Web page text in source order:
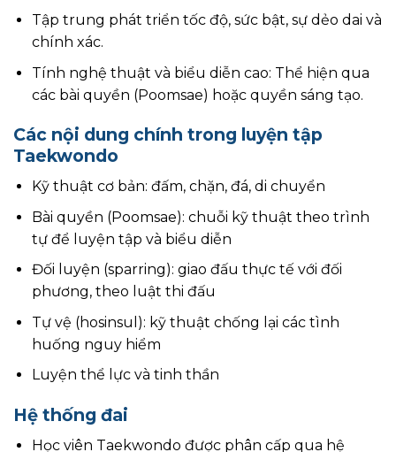
Tập trung phát triển tốc độ, sức bật, sự dẻo dai và
chính xác.
Tính nghệ thuật và biểu diễn cao: Thể hiện qua
các bài quyền (Poomsae) hoặc quyền sáng tạo.
Các nội dung chính trong luyện tập
Taekwondo
Kỹ thuật cơ bản: đấm, chặn, đá, di chuyển
Bài quyền (Poomsae): chuỗi kỹ thuật theo trình
tự để luyện tập và biểu diễn
Đối luyện (sparring): giao đấu thực tế với đối
phương, theo luật thi đấu
Tự vệ (hosinsul): kỹ thuật chống lại các tình
huống nguy hiểm
Luyện thể lực và tinh thần
Hệ thống đai
Học viên Taekwondo được phân cấp qua hệ